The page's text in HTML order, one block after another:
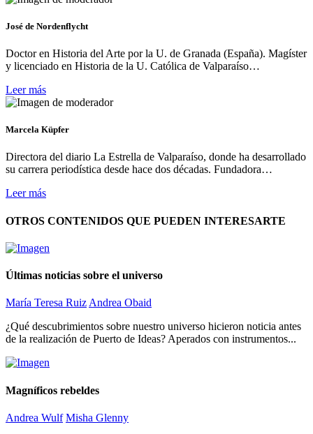
José de Nordenflycht
Doctor en Historia del Arte por la U. de Granada (España). Magíster
y licenciado en Historia de la U. Católica de Valparaíso…
Leer más
Marcela Küpfer
Directora del diario La Estrella de Valparaíso, donde ha desarrollado
su carrera periodística desde hace dos décadas. Fundadora…
Leer más
OTROS CONTENIDOS QUE PUEDEN INTERESARTE
Últimas noticias sobre el universo
María Teresa RuizAndrea Obaid
¿Qué descubrimientos sobre nuestro universo hicieron noticia antes
de la realización de Puerto de Ideas? Aperados con instrumentos...
Magníficos rebeldes
Andrea Wulf Misha Glenny